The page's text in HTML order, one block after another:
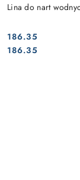
Lina do nart
Cena:
186.35
Cena:
186.35